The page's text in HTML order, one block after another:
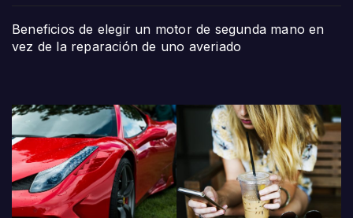
Beneficios de elegir un motor de segunda mano en
vez de la reparación de uno averiado